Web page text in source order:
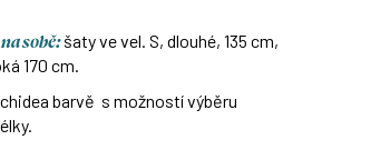
sobě:šaty ve vel. S, dlouhé, 135 cm,
170 cm.
barvě s možností výběru